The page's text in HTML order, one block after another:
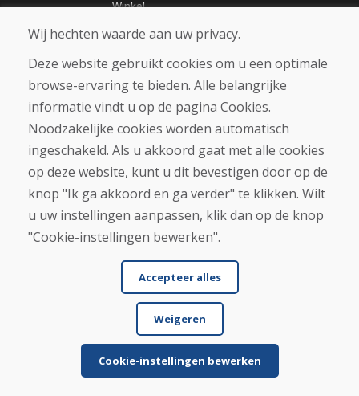
Winkel
Aankoop
Eshop
Algemene voorwaarden
Vervoer
Betaling
Klacht
Retourneren en ruilen van goederen
Cookies
© DOMIVOSPORT 2026, alle rechten voorbehouden
Wij hechten waarde aan uw privacy.
Deze website gebruikt cookies om u een optimale
browse-ervaring te bieden. Alle belangrijke
informatie vindt u op de pagina Cookies.
Noodzakelijke cookies worden automatisch
ingeschakeld. Als u akkoord gaat met alle cookies
op deze website, kunt u dit bevestigen door op de
knop "Ik ga akkoord en ga verder" te klikken. Wilt
u uw instellingen aanpassen, klik dan op de knop
"Cookie-instellingen bewerken".
Accepteer alles
Weigeren
Cookie-instellingen bewerken